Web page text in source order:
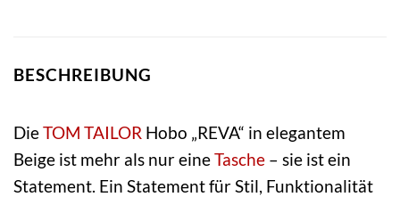
BESCHREIBUNG
DieTOM TAILOR Hobo „REVA“ in elegantem
Beige ist mehr als nur eineTasche – sie ist ein
Statement. Ein Statement für Stil, Funktionalität